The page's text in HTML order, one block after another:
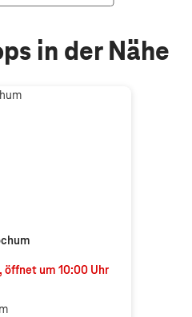
in der Nähe
öffnet um 10:00 Uhr